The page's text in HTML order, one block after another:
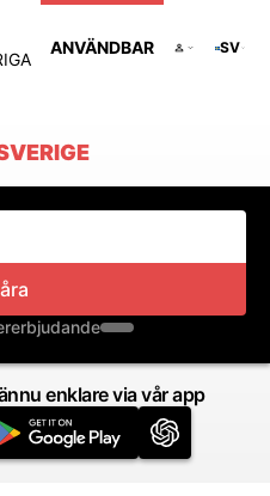
ANVÄNDBAR SV
enklare via vår app